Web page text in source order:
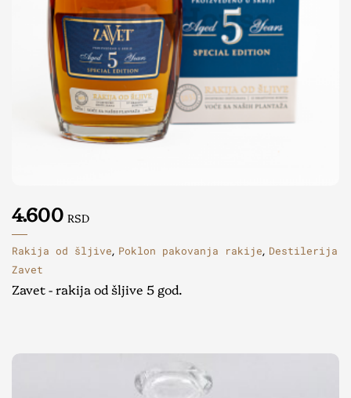
4.600 RSD
Rakija od šljive, Poklon pakovanja rakije, Destilerija
Zavet
Zavet - rakija od šljive 5 god.